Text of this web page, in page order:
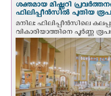
ശക്തമായ മിഷ്ണറി
ഫിലിപ്പീൻസിൽ പുതിയ
മനില: ഫിലിപ്പീൻസിലെ
വികാരിയാത്തിനെ പൂർണ്ണ